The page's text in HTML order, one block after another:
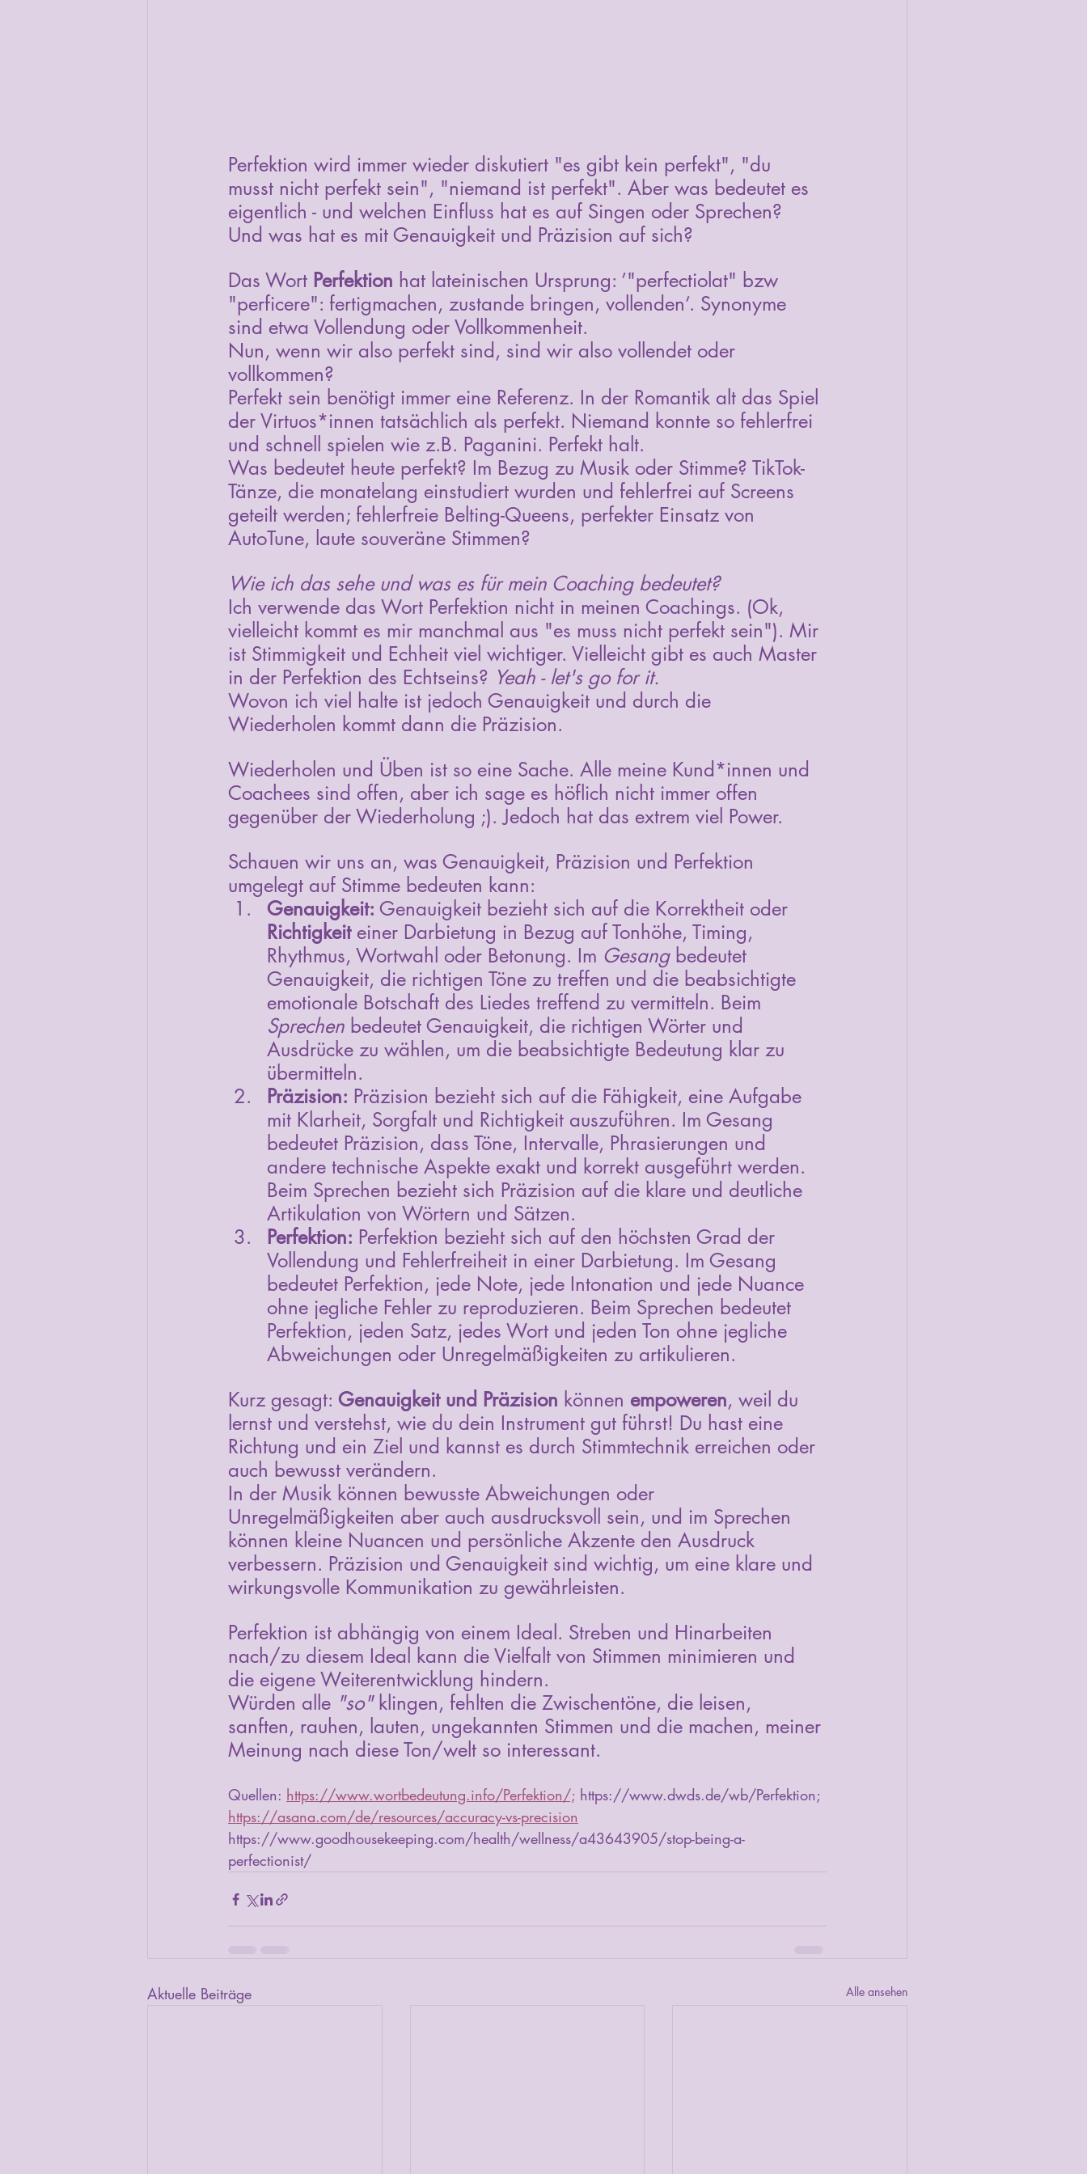
Perfektion wird immer wieder diskutiert "es gibt kein perfekt", "du
musst nicht perfekt sein", "niemand ist perfekt". Aber was bedeutet es
eigentlich - und welchen Einfluss hat es auf Singen oder Sprechen?
Und was hat es mit Genauigkeit und Präzision auf sich?
Das Wort Perfektion hat lateinischen Ursprung: ’"perfectiolat" bzw
"perficere": fertigmachen, zustande bringen, vollenden’. Synonyme
sind etwa Vollendung oder Vollkommenheit.
Nun, wenn wir also perfekt sind, sind wir also vollendet oder
vollkommen?
Perfekt sein benötigt immer eine Referenz. In der Romantik alt das Spiel
der Virtuos*innen tatsächlich als perfekt. Niemand konnte so fehlerfrei
und schnell spielen wie z.B. Paganini. Perfekt halt.
Was bedeutet heute perfekt? Im Bezug zu Musik oder Stimme? TikTok-
Tänze, die monatelang einstudiert wurden und fehlerfrei auf Screens
geteilt werden; fehlerfreie Belting-Queens, perfekter Einsatz von
AutoTune, laute souveräne Stimmen?
Wie ich das sehe und was es für mein Coaching bedeutet?
Ich verwende das Wort Perfektion nicht in meinen Coachings. (Ok,
vielleicht kommt es mir manchmal aus "es muss nicht perfekt sein"). Mir
ist Stimmigkeit und Echheit viel wichtiger. Vielleicht gibt es auch Master
in der Perfektion des Echtseins? Yeah - let's go for it.
Wovon ich viel halte ist jedoch Genauigkeit und durch die
Wiederholen kommt dann die Präzision.
Wiederholen und Üben ist so eine Sache. Alle meine Kund*innen und
Coachees sind offen, aber ich sage es höflich nicht immer offen
gegenüber der Wiederholung ;). Jedoch hat das extrem viel Power.
Schauen wir uns an, was Genauigkeit, Präzision und Perfektion
umgelegt auf Stimme bedeuten kann:
Genauigkeit: Genauigkeit bezieht sich auf die Korrektheit oder
Richtigkeit einer Darbietung in Bezug auf Tonhöhe, Timing,
Rhythmus, Wortwahl oder Betonung. Im Gesang bedeutet
Genauigkeit, die richtigen Töne zu treffen und die beabsichtigte
emotionale Botschaft des Liedes treffend zu vermitteln. Beim
Sprechen bedeutet Genauigkeit, die richtigen Wörter und
Ausdrücke zu wählen, um die beabsichtigte Bedeutung klar zu
übermitteln.
Präzision: Präzision bezieht sich auf die Fähigkeit, eine Aufgabe
mit Klarheit, Sorgfalt und Richtigkeit auszuführen. Im Gesang
bedeutet Präzision, dass Töne, Intervalle, Phrasierungen und
andere technische Aspekte exakt und korrekt ausgeführt werden.
Beim Sprechen bezieht sich Präzision auf die klare und deutliche
Artikulation von Wörtern und Sätzen.
Perfektion: Perfektion bezieht sich auf den höchsten Grad der
Vollendung und Fehlerfreiheit in einer Darbietung. Im Gesang
bedeutet Perfektion, jede Note, jede Intonation und jede Nuance
ohne jegliche Fehler zu reproduzieren. Beim Sprechen bedeutet
Perfektion, jeden Satz, jedes Wort und jeden Ton ohne jegliche
Abweichungen oder Unregelmäßigkeiten zu artikulieren.
Kurz gesagt: Genauigkeit und Präzision können empoweren, weil du
lernst und verstehst, wie du dein Instrument gut führst! Du hast eine
Richtung und ein Ziel und kannst es durch Stimmtechnik erreichen oder
auch bewusst verändern.
In der Musik können bewusste Abweichungen oder
Unregelmäßigkeiten aber auch ausdrucksvoll sein, und im Sprechen
können kleine Nuancen und persönliche Akzente den Ausdruck
verbessern. Präzision und Genauigkeit sind wichtig, um eine klare und
wirkungsvolle Kommunikation zu gewährleisten.
Perfektion ist abhängig von einem Ideal. Streben und Hinarbeiten
nach/zu diesem Ideal kann die Vielfalt von Stimmen minimieren und
die eigene Weiterentwicklung hindern.
Würden alle "so" klingen, fehlten die Zwischentöne, die leisen,
sanften, rauhen, lauten, ungekannten Stimmen und die machen, meiner
Meinung nach diese Ton/welt so interessant.
Quellen: https://www.wortbedeutung.info/Perfektion/; https://www.dwds.de/wb/Perfektion;
https://asana.com/de/resources/accuracy-vs-precision
https://www.goodhousekeeping.com/health/wellness/a43643905/stop-being-a-
perfectionist/
Aktuelle Beiträge Alle ansehen